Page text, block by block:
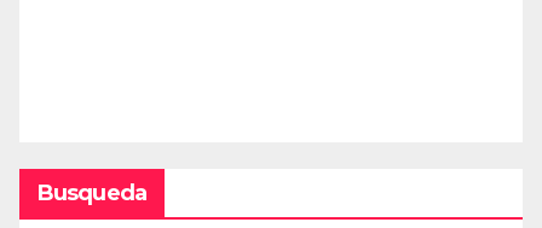
Busqueda